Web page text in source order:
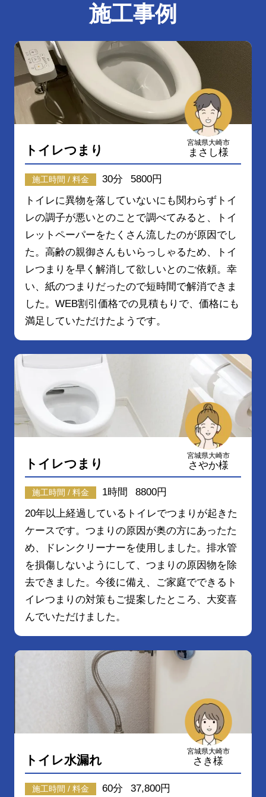
施工事例
宮城県大崎市
まさし様
トイレつまり
施工時間 / 料金 30分
5800円
トイレに異物を落していないにも関わらずトイ
レの調子が悪いとのことで調べてみると、トイ
レットペーパーをたくさん流したのが原因でし
た。高齢の親御さんもいらっしゃるため、トイ
レつまりを早く解消して欲しいとのご依頼。幸
い、紙のつまりだったので短時間で解消できま
した。WEB割引価格での見積もりで、価格にも
満足していただけたようです。
宮城県大崎市
さやか様
トイレつまり
施工時間 / 料金 1時間
8800円
20年以上経過しているトイレでつまりが起きた
ケースです。つまりの原因が奥の方にあったた
め、ドレンクリーナーを使用しました。排水管
を損傷しないようにして、つまりの原因物を除
去できました。今後に備え、ご家庭でできるト
イレつまりの対策もご提案したところ、大変喜
んでいただけました。
宮城県大崎市
さき様
トイレ水漏れ
施工時間 / 料金 60分
37,800円